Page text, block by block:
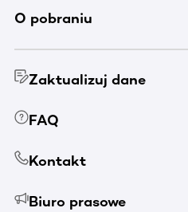
O pobraniu
Zaktualizuj dane
FAQ
Kontakt
Biuro prasowe